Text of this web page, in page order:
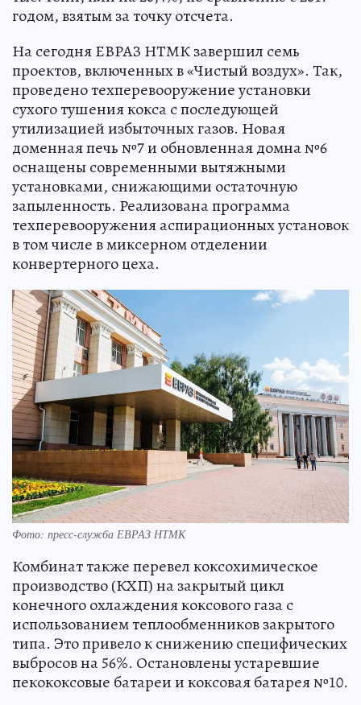
годом, взятым за точку отсчета.
На сегодня ЕВРАЗ НТМК завершил семь
проектов, включенных в «Чистый воздух». Так,
проведено техперевооружение установки
сухого тушения кокса с последующей
утилизацией избыточных газов. Новая
доменная печь №7 и обновленная домна №6
оснащены современными вытяжными
установками, снижающими остаточную
запыленность. Реализована программа
техперевооружения аспирационных установок
в том числе в миксерном отделении
конвертерного цеха.
Фото: пресс-служба ЕВРАЗ НТМК
Комбинат также перевел коксохимическое
производство (КХП) на закрытый цикл
конечного охлаждения коксового газа с
использованием теплообменников закрытого
типа. Это привело к снижению специфических
выбросов на 56%. Остановлены устаревшие
пекококсовые батареи и коксовая батарея №10.